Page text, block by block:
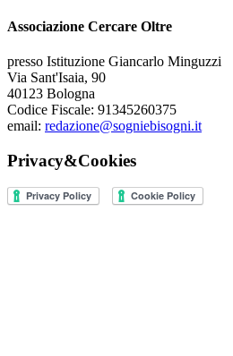
Associazione Cercare Oltre
presso Istituzione Giancarlo Minguzzi
Via Sant'Isaia, 90
40123 Bologna
Codice Fiscale: 91345260375
email: redazione@sogniebisogni.it
Privacy&Cookies